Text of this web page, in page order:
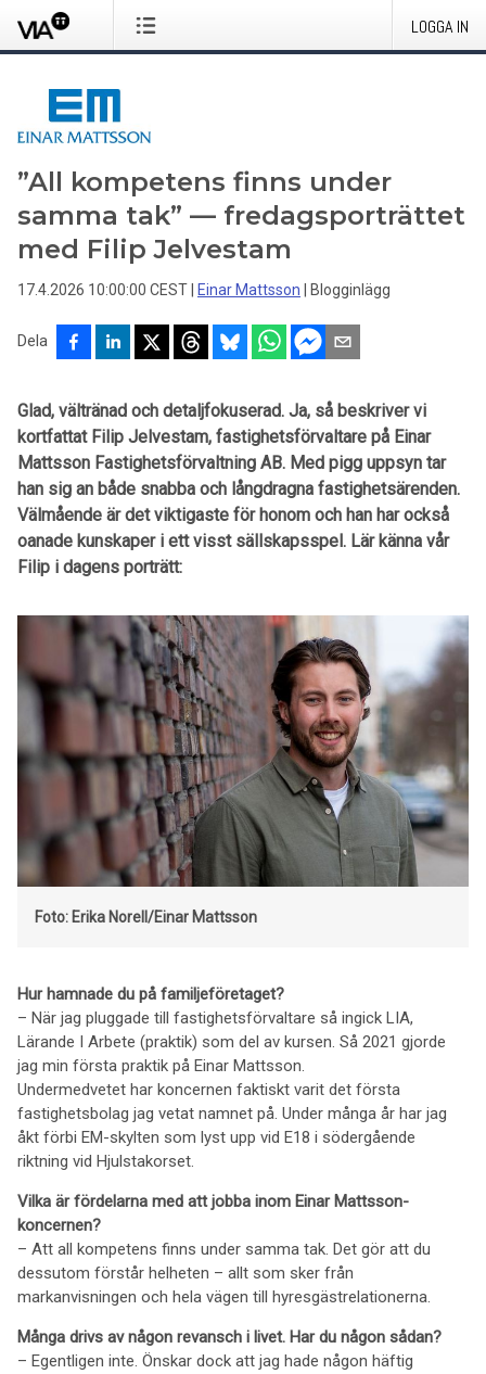
LOGGA IN
”All kompetens finns under
samma tak” — fredagsporträttet
med Filip Jelvestam
17.4.2026 10:00:00 CEST Einar Mattsson Blogginlägg
Dela
Glad, vältränad och detaljfokuserad. Ja, så beskriver vi
kortfattat Filip Jelvestam, fastighetsförvaltare på Einar
Mattsson Fastighetsförvaltning AB. Med pigg uppsyn tar
han sig an både snabba och långdragna fastighetsärenden.
Välmående är det viktigaste för honom och han har också
oanade kunskaper i ett visst sällskapsspel. Lär känna vår
Filip i dagens porträtt:
Foto: Erika Norell/Einar Mattsson
Hur hamnade du på familjeföretaget?
– När jag pluggade till fastighetsförvaltare så ingick LIA,
Lärande I Arbete (praktik) som del av kursen. Så 2021 gjorde
jag min första praktik på Einar Mattsson.
Undermedvetet har koncernen faktiskt varit det första
fastighetsbolag jag vetat namnet på. Under många år har jag
åkt förbi EM-skylten som lyst upp vid E18 i södergående
riktning vid Hjulstakorset.
Vilka är fördelarna med att jobba inom Einar Mattsson-
koncernen?
– Att all kompetens finns under samma tak. Det gör att du
dessutom förstår helheten – allt som sker från
markanvisningen och hela vägen till hyresgästrelationerna.
Många drivs av någon revansch i livet. Har du någon sådan?
– Egentligen inte. Önskar dock att jag hade någon häftig